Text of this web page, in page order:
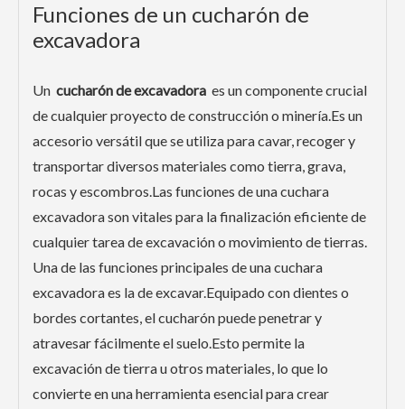
Funciones de un cucharón de
excavadora
Un cucharón de excavadora es un componente crucial
de cualquier proyecto de construcción o minería.Es un
accesorio versátil que se utiliza para cavar, recoger y
transportar diversos materiales como tierra, grava,
rocas y escombros.Las funciones de una cuchara
excavadora son vitales para la finalización eficiente de
cualquier tarea de excavación o movimiento de tierras.
Una de las funciones principales de una cuchara
excavadora es la de excavar.Equipado con dientes o
bordes cortantes, el cucharón puede penetrar y
atravesar fácilmente el suelo.Esto permite la
excavación de tierra u otros materiales, lo que lo
convierte en una herramienta esencial para crear